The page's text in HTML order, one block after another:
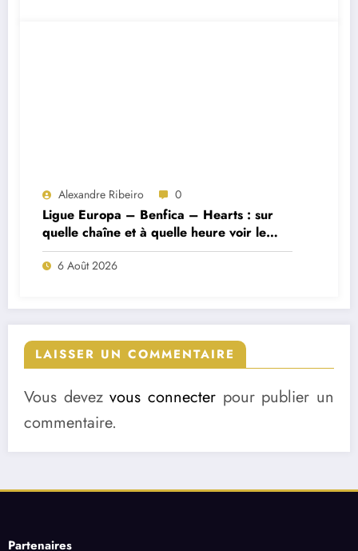
Alexandre Ribeiro 0
Ligue Europa – Benfica – Hearts : sur
quelle chaîne et à quelle heure voir le
match ?
6 Août 2026
LAISSER UN COMMENTAIRE
Vous devezvous connecter pour publier un
commentaire.
Partenaires